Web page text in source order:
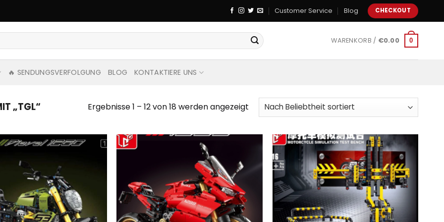
Customer Service Blog CHECKOUT
WARENKORB / €0.00 0
🔥 SENDUNGSVERFOLGUNG BLOG KONTAKTIERE UNS
„TGL“ Ergebnisse 1 – 12 von 18 werden angezeigt